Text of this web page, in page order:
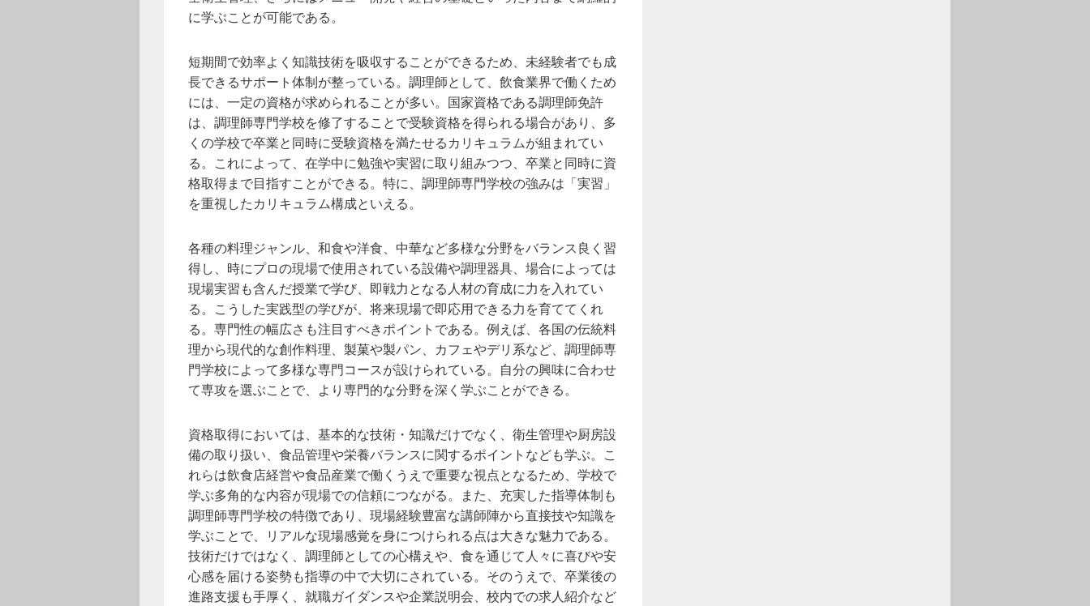
に学ぶことが可能である。
短期間で効率よく知識技術を吸収することができるため、未経験者でも成
長できるサポート体制が整っている。調理師として、飲食業界で働くため
には、一定の資格が求められることが多い。国家資格である調理師免許
は、調理師専門学校を修了することで受験資格を得られる場合があり、多
くの学校で卒業と同時に受験資格を満たせるカリキュラムが組まれてい
る。これによって、在学中に勉強や実習に取り組みつつ、卒業と同時に資
格取得まで目指すことができる。特に、調理師専門学校の強みは「実習」
を重視したカリキュラム構成といえる。
各種の料理ジャンル、和食や洋食、中華など多様な分野をバランス良く習
得し、時にプロの現場で使用されている設備や調理器具、場合によっては
現場実習も含んだ授業で学び、即戦力となる人材の育成に力を入れてい
る。こうした実践型の学びが、将来現場で即応用できる力を育ててくれ
る。専門性の幅広さも注目すべきポイントである。例えば、各国の伝統料
理から現代的な創作料理、製菓や製パン、カフェやデリ系など、調理師専
門学校によって多様な専門コースが設けられている。自分の興味に合わせ
て専攻を選ぶことで、より専門的な分野を深く学ぶことができる。
資格取得においては、基本的な技術・知識だけでなく、衛生管理や厨房設
備の取り扱い、食品管理や栄養バランスに関するポイントなども学ぶ。こ
れらは飲食店経営や食品産業で働くうえで重要な視点となるため、学校で
学ぶ多角的な内容が現場での信頼につながる。また、充実した指導体制も
調理師専門学校の特徴であり、現場経験豊富な講師陣から直接技や知識を
学ぶことで、リアルな現場感覚を身につけられる点は大きな魅力である。
技術だけではなく、調理師としての心構えや、食を通じて人々に喜びや安
心感を届ける姿勢も指導の中で大切にされている。そのうえで、卒業後の
進路支援も手厚く、就職ガイダンスや企業説明会、校内での求人紹介など